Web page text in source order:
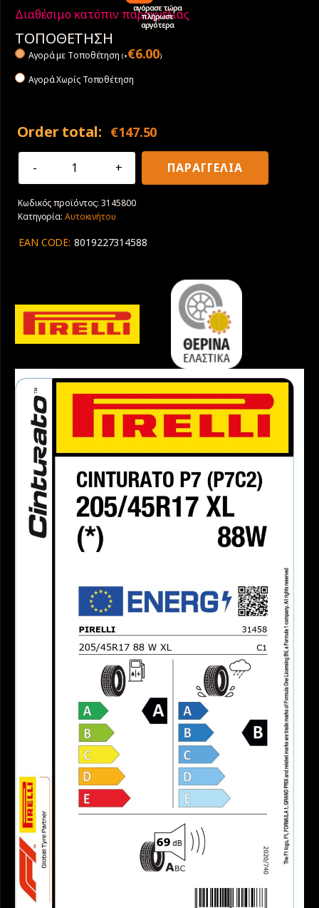
αγόρασε τώρα
πλήρωσε
αργότερα
Διαθέσιμο κατόπιν παραγγελίας
ΤΟΠΟΘΕΤΗΣΗ
Αγορά με Tοποθέτηση (+€6.00)
Αγορά Χωρίς Τοποθέτηση
Order total: €147.50
205/45R17
Pirelli
Cinturato
C2
ΠΑΡΑΓΓΕΛΙΑ
Κωδικός προϊόντος:3145800
Κατηγορία: Αυτοκινήτου
EAN CODE: 8019227314588